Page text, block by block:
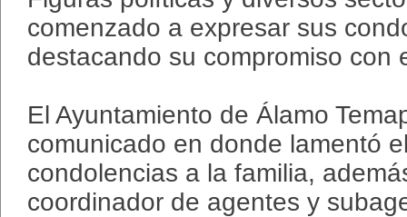
comenzado a expresar sus
destacando su compromiso con
El Ayuntamiento de Álamo
comunicado en donde lamentó
condolencias a la familia,
coordinador de agentes y